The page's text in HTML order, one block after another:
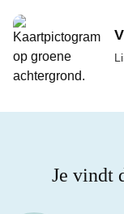
Je vindt